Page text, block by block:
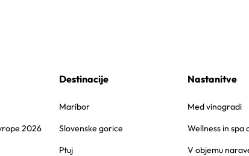
2026
Destinacije
Maribor
Slovenske gorice
Ptuj
Nastanitve
Med vinogradi
Wellness in spa
V objemu